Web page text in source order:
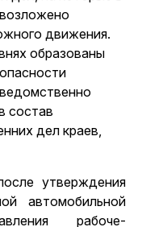
движения.
образованы
состав
дел краев,
утверждения
автомобильной
рабоче-